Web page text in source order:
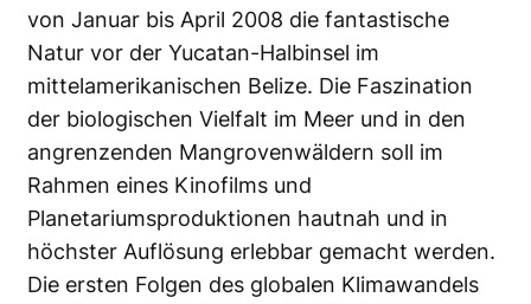
von Januar bis April 2008 die fantastische
Natur vor der Yucatan-Halbinsel im
mittelamerikanischen Belize. Die Faszination
der biologischen Vielfalt im Meer und in den
angrenzenden Mangrovenwäldern soll im
Rahmen eines Kinofilms und
Planetariumsproduktionen hautnah und in
höchster Auflösung erlebbar gemacht werden.
Die ersten Folgen des globalen Klimawandels